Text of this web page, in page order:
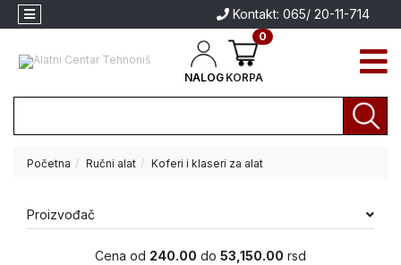
Kontakt: 065/ 20-11-714
NALOG KORPA
0
Aparati za
Akcija
Aparati
za
Početna Ručni alat Koferi i klaseri za alat
Proizvođač
Cena od 240.00 do 53,150.00 rsd